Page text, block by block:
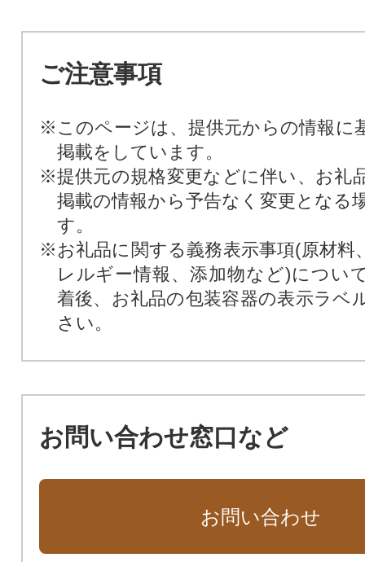
ご注意事項
※このページは、提供元からの情報に
掲載をしています。
※提供元の規格変更などに伴い、お礼
掲載の情報から予告なく変更となる
す。
※お礼品に関する義務表示事項(原材料
レルギー情報、添加物など)につい
着後、お礼品の包装容器の表示ラベ
さい。
お問い合わせ窓口など
お問い合わせ